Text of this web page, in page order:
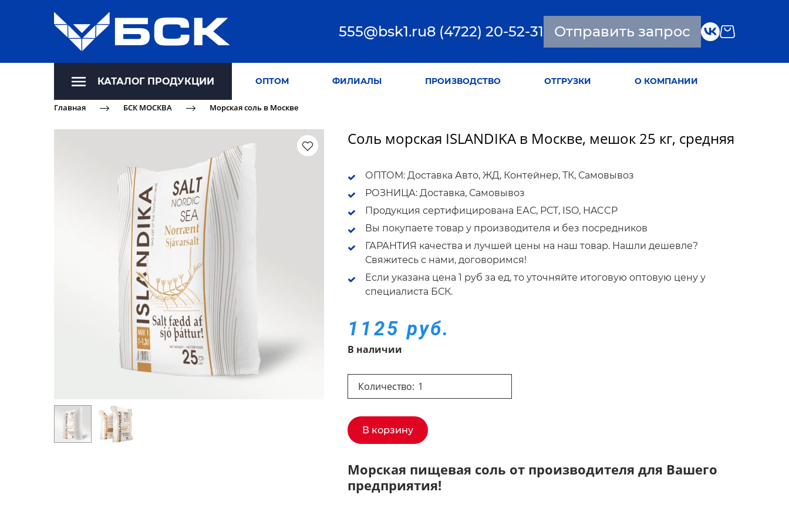
555@bsk1.ru8 (4722) 20-52-31 Отправить запрос
КАТАЛОГ ПРОДУКЦИИ ОПТОМ ФИЛИАЛЫ ПРОИЗВОДСТВО ОТГРУЗКИ О КОМПАНИИ
Главная БСК МОСКВА Морская соль в Москве
Соль морская ISLANDIKA в Москве, мешок 25 кг, средняя
ОПТОМ: Доставка Авто, ЖД, Контейнер, ТК, Самовывоз
РОЗНИЦА: Доставка, Самовывоз
Продукция сертифицирована ЕАС, РСТ, ISO, HACCP
Вы покупаете товар у производителя и без посредников
ГАРАНТИЯ качества и лучшей цены на наш товар. Нашли дешевле?
Свяжитесь с нами, договоримся!
Если указана цена 1 руб за ед, то уточняйте итоговую оптовую цену у
специалиста БСК.
1125 руб.
В наличии
Количество:
В корзину
Морская пищевая соль от производителя для Вашего
предприятия!